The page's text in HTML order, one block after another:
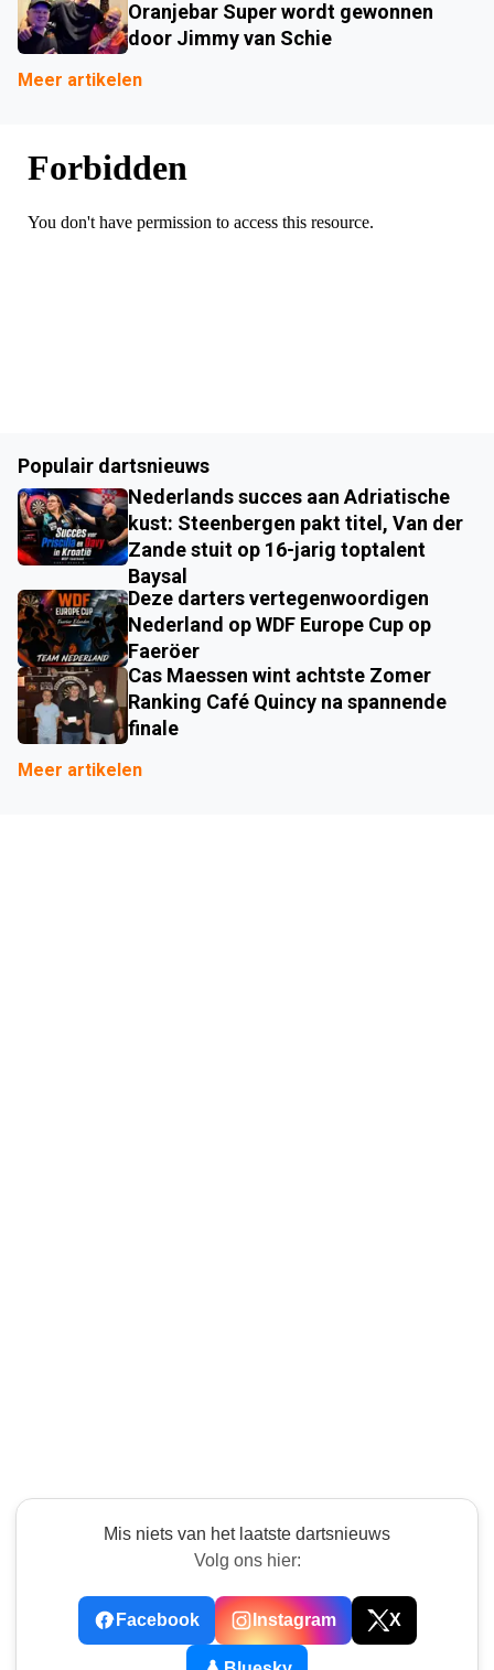
Oranjebar Super wordt gewonnen
door Jimmy van Schie
Meer artikelen
Populair dartsnieuws
Nederlands succes aan Adriatische
kust: Steenbergen pakt titel, Van der
Zande stuit op 16-jarig toptalent
Baysal
Deze darters vertegenwoordigen
Nederland op WDF Europe Cup op
Faeröer
Cas Maessen wint achtste Zomer
Ranking Café Quincy na spannende
finale
Meer artikelen
Mis niets van het laatste dartsnieuws
Volg ons hier:
Facebook Instagram X